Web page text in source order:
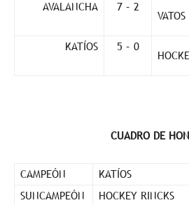
AVALANCHA 7 – 2
KATÍOS 5 – 0
CUADRO DE
CAMPEÓN
KATÍOS
SUNCAMPEÓN
HOCKEY RINCKS